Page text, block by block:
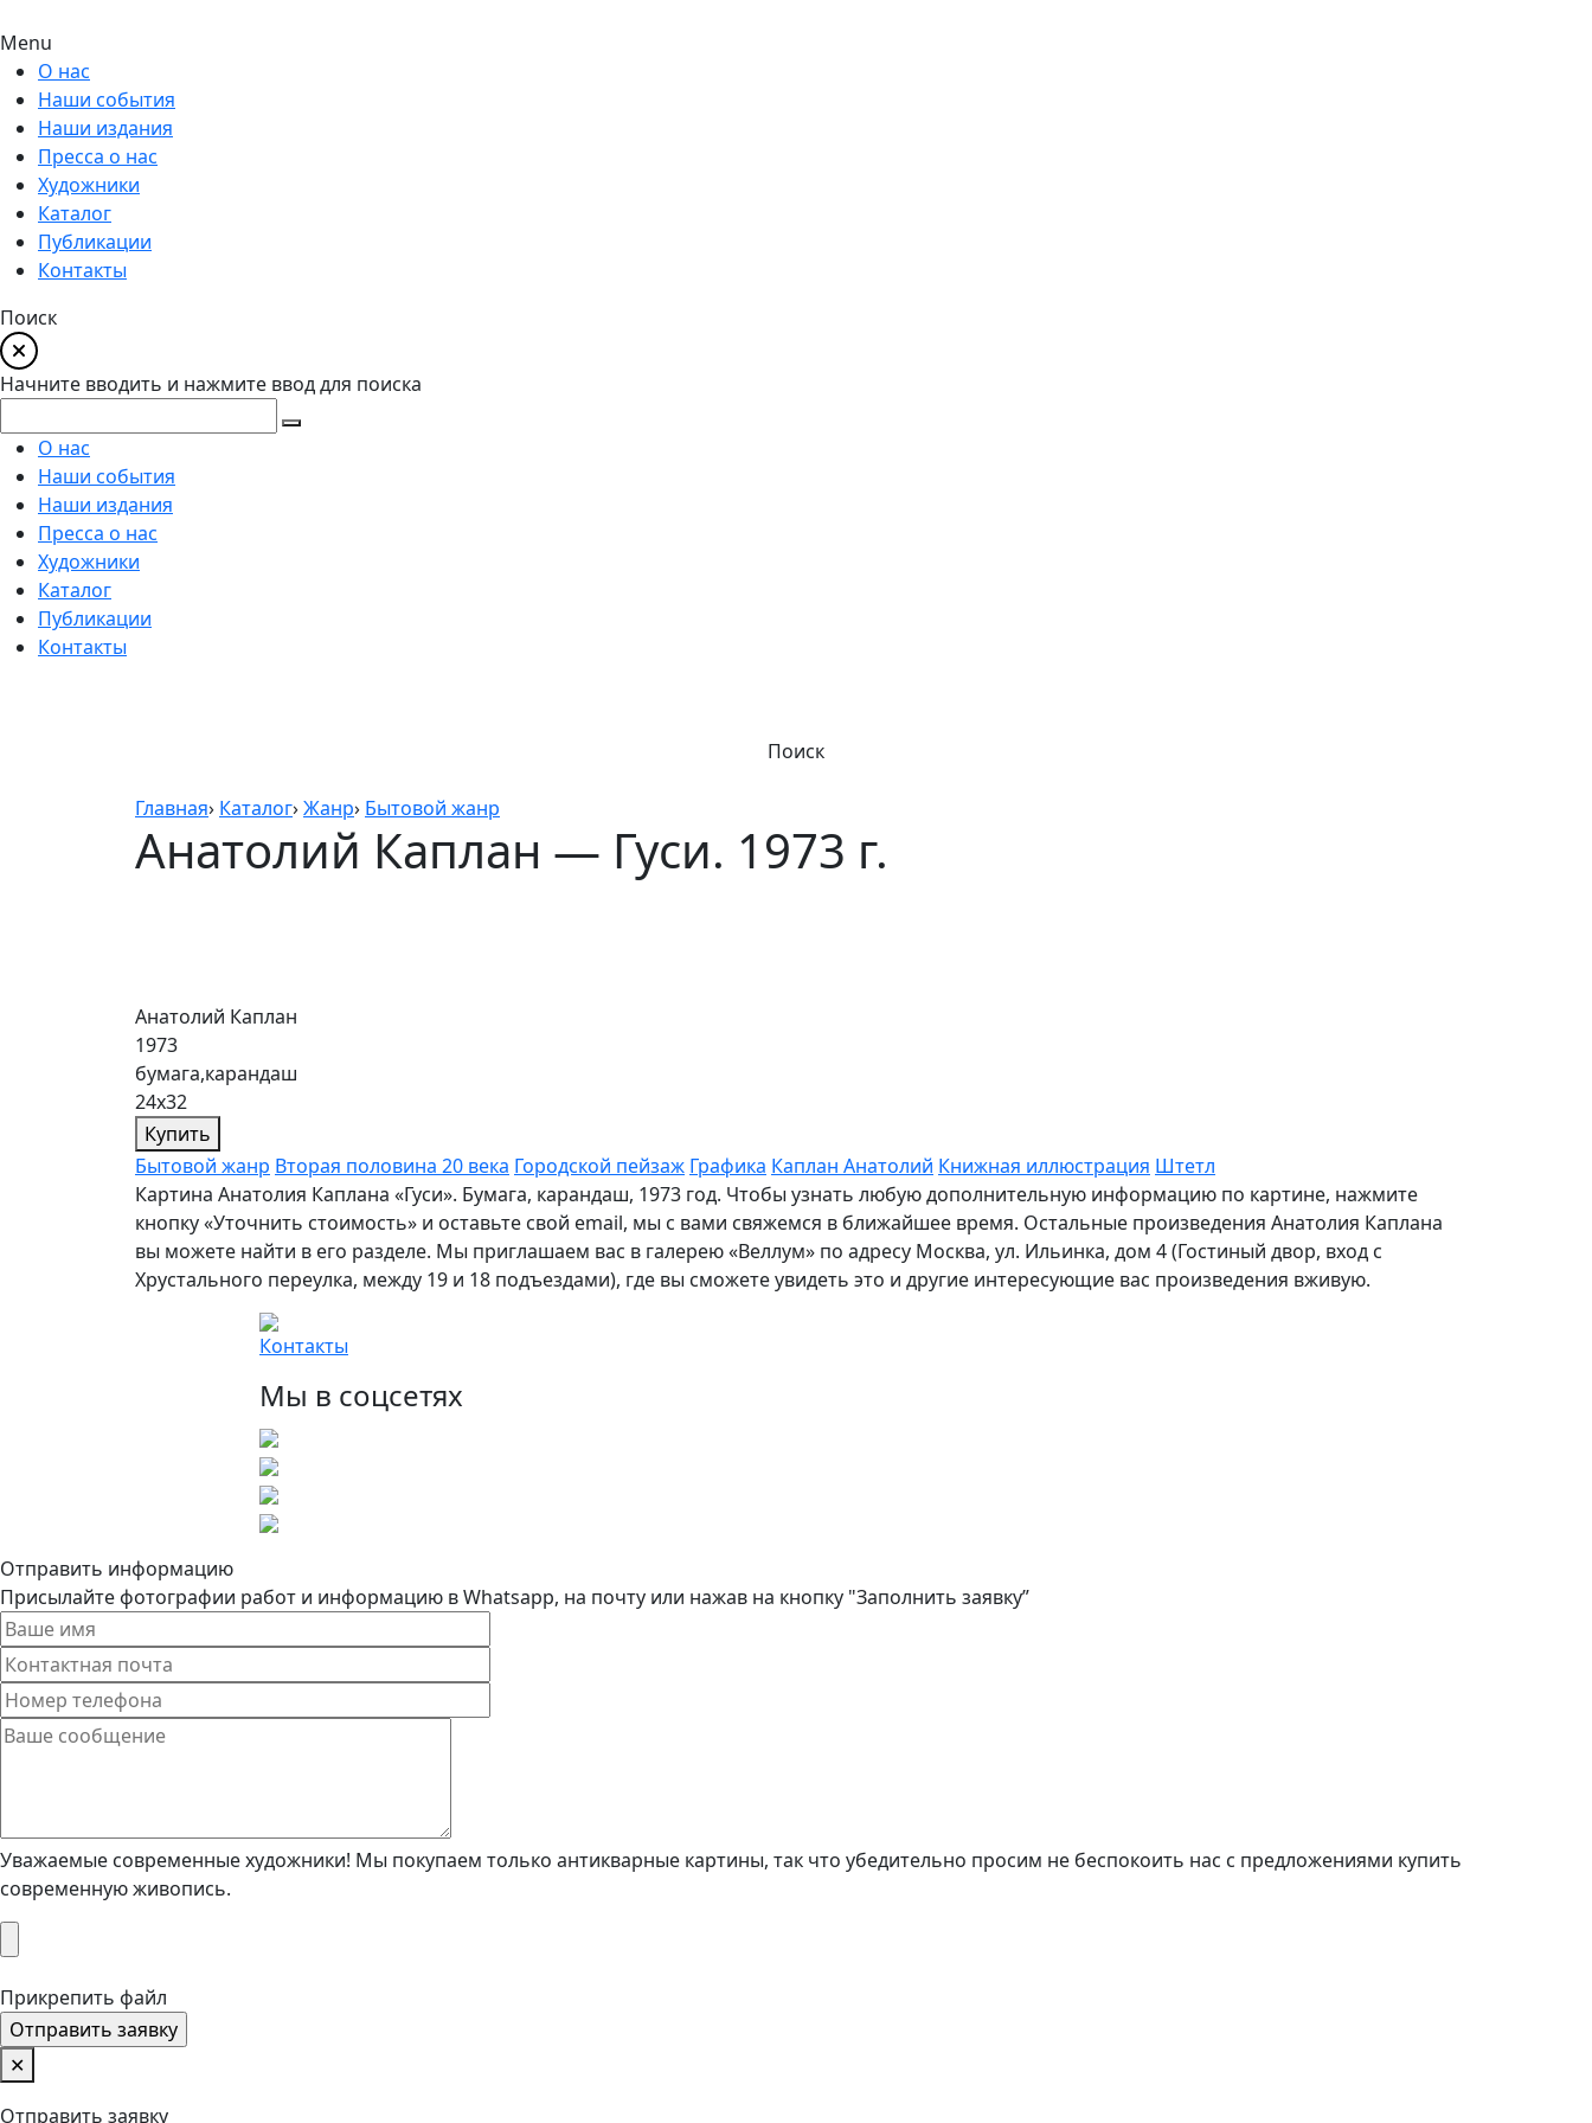
Menu
О нас
Наши события
Наши издания
Пресса о нас
Художники
Каталог
Публикации
Контакты
Поиск
Начните вводить и нажмите ввод для поиска
О нас
Наши события
Наши издания
Пресса о нас
Художники
Каталог
Публикации
Контакты
Поиск
Главная› Каталог›Жанр› Бытовой жанр
Анатолий Каплан — Гуси. 1973 г.
Анатолий Каплан
1973
бумага,карандаш
24х32
Купить
Бытовой жанр Вторая половина 20 века Городской пейзаж Графика Каплан Анатолий Книжная иллюстрация Штетл
Картина Анатолия Каплана «Гуси». Бумага, карандаш, 1973 год. Чтобы узнать любую дополнительную информацию по картине, нажмите
кнопку «Уточнить стоимость» и оставьте свой email, мы с вами свяжемся в ближайшее время. Остальные произведения Анатолия Каплана
вы можете найти в его разделе. Мы приглашаем вас в галерею «Веллум» по адресу Москва, ул. Ильинка, дом 4 (Гостиный двор, вход с
Хрустального переулка, между 19 и 18 подъездами), где вы сможете увидеть это и другие интересующие вас произведения вживую.
Контакты
Мы в соцсетях
Отправить информацию
Присылайте фотографии работ и информацию в Whatsapp, на почту или нажав на кнопку "Заполнить заявку”
Уважаемые современные художники! Мы покупаем только антикварные картины, так что убедительно просим не беспокоить нас с предложениями купить
современную живопись.
Прикрепить файл
✕
Отправить заявку